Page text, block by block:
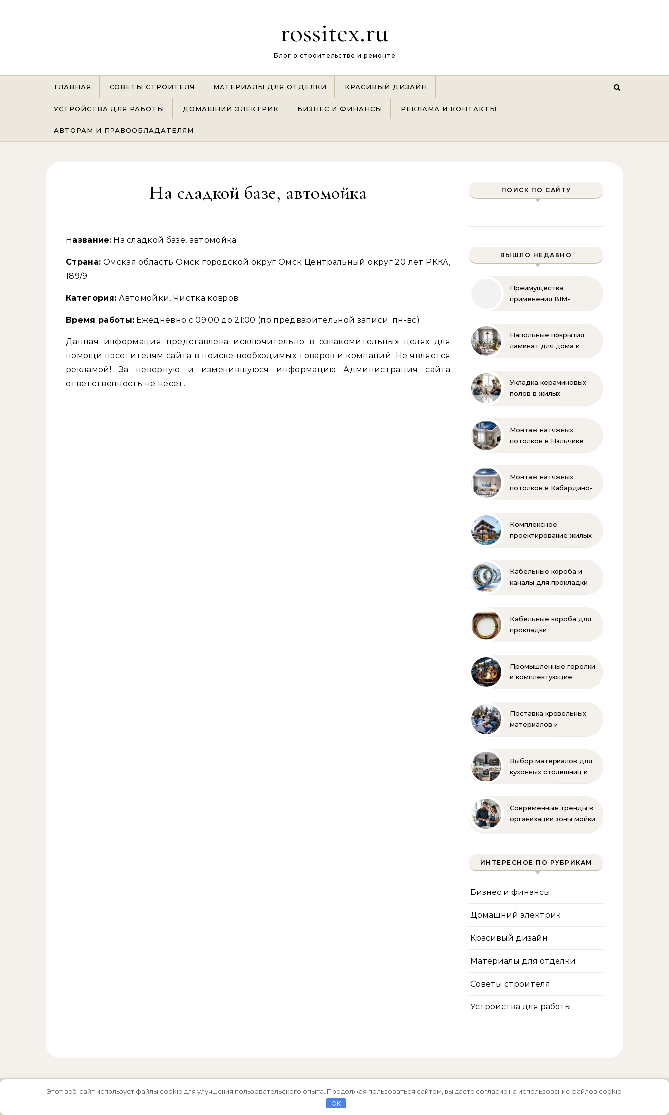
rossitex.ru
Блог о строительстве и ремонте
ГЛАВНАЯ СОВЕТЫ СТРОИТЕЛЯ МАТЕРИАЛЫ ДЛЯ ОТДЕЛКИ КРАСИВЫЙ ДИЗАЙН
УСТРОЙСТВА ДЛЯ РАБОТЫ ДОМАШНИЙ ЭЛЕКТРИК БИЗНЕС И ФИНАНСЫ РЕКЛАМА И КОНТАКТЫ
АВТОРАМ И ПРАВООБЛАДАТЕЛЯМ
На сладкой базе, автомойка
Название:На сладкой базе, автомойка
Страна: Омская область Омск городской округ Омск Центральный округ 20 лет РККА,
189/9
Категория: Автомойки, Чистка ковров
Время работы: Ежедневно с 09:00 до 21:00 (по предварительной записи: пн-вс)
Данная информация представлена исключительно в ознакомительных целях для
помощи посетителям сайта в поиске необходимых товаров и компаний. Не является
рекламой! За неверную и изменившуюся информацию Администрация сайта
ответственность не несет.
ПОИСК ПО САЙТУ
ВЫШЛО НЕДАВНО
Преимущества
применения BIM-
Напольные покрытия
ламинат для дома и
Укладка кераминовых
полов в жилых
Монтаж натяжных
потолков в Нальчике
Монтаж натяжных
потолков в Кабардино-
Комплексное
проектирование жилых
Кабельные короба и
каналы для прокладки
Кабельные короба для
прокладки
Промышленные горелки
и комплектующие
Поставка кровельных
материалов и
Выбор материалов для
кухонных столешниц и
Современные тренды в
организации зоны мойки
ИНТЕРЕСНОЕ ПО РУБРИКАМ
Бизнес и финансы
Домашний электрик
Красивый дизайн
Материалы для отделки
Советы строителя
Устройства для работы
Optima Themes
Этот веб-сайт использует файлы cookie для улучшения пользовательского опыта. Продолжая пользоваться сайтом, вы даете согласие на использование файлов cookie.
OK